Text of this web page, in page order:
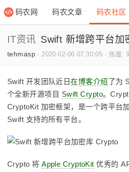
码农网 码农文章 码农社区
IT资讯 Swift 新增跨平台加
tehmasp ·2020-02-06 07:30:05 · 热度:
Swift 开发团队近日在博客介绍了为
个全新开源项目 Swift Crypto。
CryptoKit 加密框架，是一个跨平台
Swift 支持的所有平台。
Crypto 将Apple CryptoKit 优秀的